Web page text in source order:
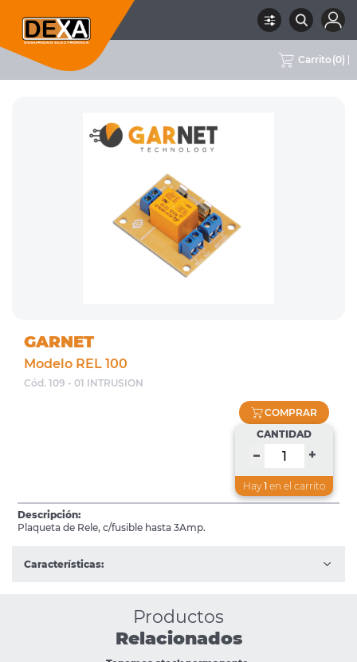
Carrito (0)
MARCA
GARNET
Modelo REL 100
Cód. 109 - 01 INTRUSION
COMPRAR
CANTIDAD
– +
Hay 1 en el carrito
Descripción:
Plaqueta de Rele, c/fusible hasta 3Amp.
Características:
Productos
Relacionados